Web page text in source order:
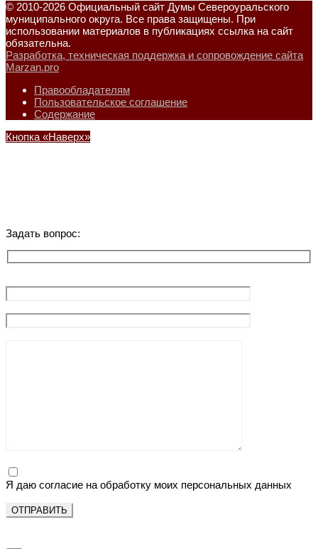
© 2010-2026 Официальный сайт Думы Североуральского
муниципального округа. Все права защищены. При
использовании материалов в публикациях ссылка на сайт
обязательна.
Разработка, техническая поддержка и сопровождение сайта
Marzan.pro
Правообладателям
Пользовательское соглашение
Содержание
Кнопка «Наверх»
Задать вопрос:
Я даю согласие на обработку моих персональных данных